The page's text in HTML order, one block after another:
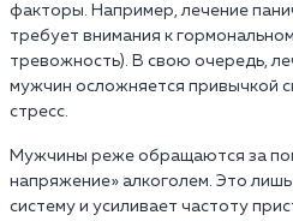
факторы. Например, лечение
требует внимания к
тревожность). В свою очередь,
мужчин осложняется привычкой
стресс.
Мужчины реже обращаются за
напряжение» алкоголем. Это
систему и усиливает частоту